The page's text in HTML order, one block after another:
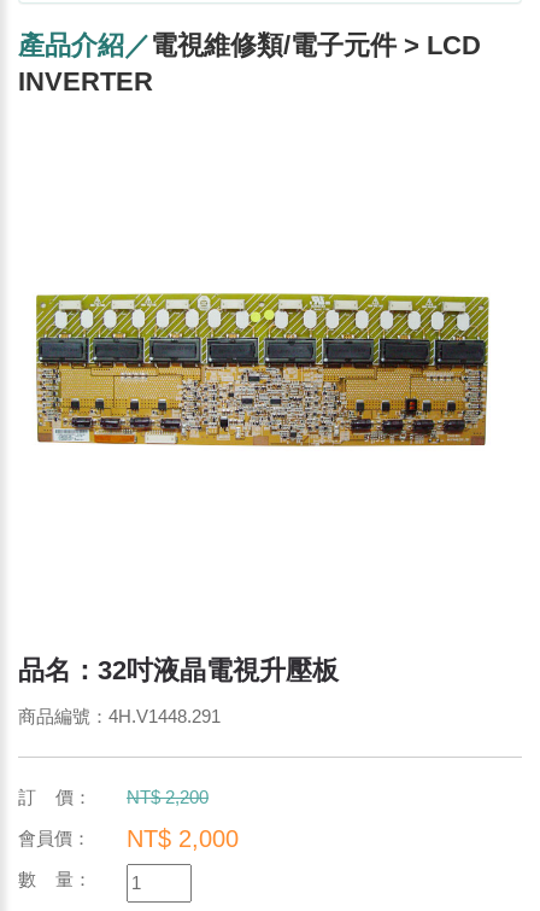
產品介紹／電視維修類/電子元件 > LCD
INVERTER
品名：32吋液晶電視升壓板
商品編號：4H.V1448.291
訂 價：
NT$ 2,200
會員價：
NT$ 2,000
數 量：